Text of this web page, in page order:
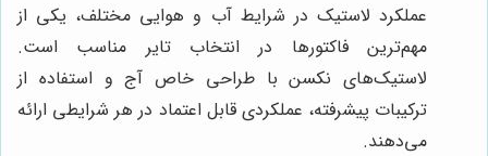
عملکرد لاستیک در شرایط آب و هوایی مختلف، یکی از
مهم‌ترین فاکتورها در انتخاب تایر مناسب است.
لاستیک‌های نکسن با طراحی خاص آج و استفاده از
ترکیبات پیشرفته، عملکردی قابل اعتماد در هر شرایطی ارائه
می‌دهند.